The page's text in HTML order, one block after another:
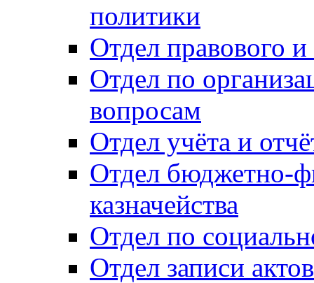
политики
Отдел правового
Отдел по
вопросам
Отдел учёта и
Отдел бюджетно-
казначейства
Отдел по
Отдел записи